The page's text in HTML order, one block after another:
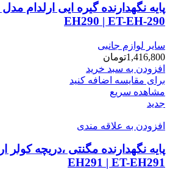
EH290 | ET-EH-290
سایر لوازم جانبی
1,416,800تومان
افزودن به سبد خرید
برای مقایسه اضافه کنید
مشاهده سریع
جدید
افزودن به علاقه مندی
EH291 | ET-EH291